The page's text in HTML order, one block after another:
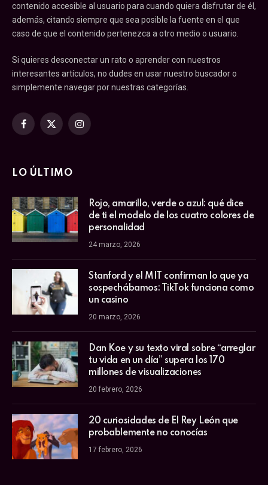
contenido accesible al usuario para cuando quiera disfrutar de él,
además, citando siempre que sea posible la fuente en el que
caso de que el contenido pertenezca a otro medio o usuario.
Si quieres desconectar un rato o aprender con nuestros
interesantes artículos, no dudes en usar nuestro buscador o
simplemente navegar por nuestras categorías.
Facebook
X
Instagram
LO ÚLTIMO
Rojo, amarillo, verde o azul: qué dice
de ti el modelo de los cuatro colores de
personalidad
24 marzo, 2026
Stanford y el MIT confirman lo que ya
sospechábamos: TikTok funciona como
un casino
20 marzo, 2026
Dan Koe y su texto viral sobre “arreglar
tu vida en un día” supera los 170
millones de visualizaciones
20 febrero, 2026
20 curiosidades de El Rey León que
probablemente no conocías
17 febrero, 2026